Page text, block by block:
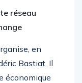
réseau
en
Bastiat. Il
économique